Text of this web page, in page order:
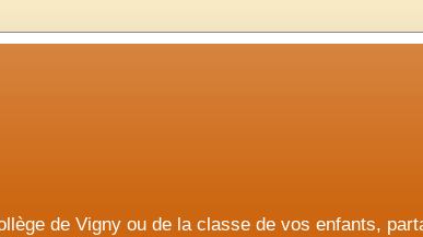
de Vigny ou de la classe de vos enfants,